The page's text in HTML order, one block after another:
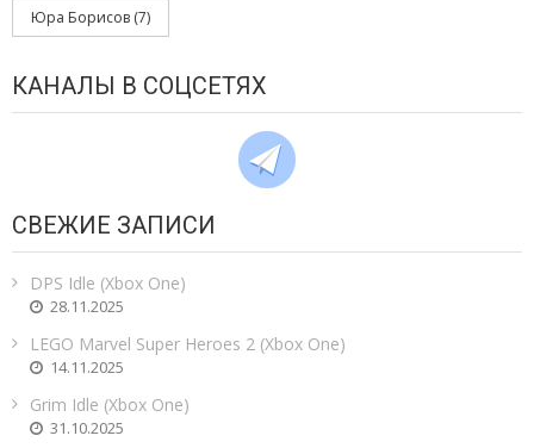
Юра Борисов (7)
КАНАЛЫ В СОЦСЕТЯХ
СВЕЖИЕ ЗАПИСИ
DPS Idle (Xbox One)
28.11.2025
LEGO Marvel Super Heroes 2 (Xbox One)
14.11.2025
Grim Idle (Xbox One)
31.10.2025